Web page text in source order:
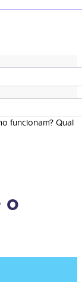
funcionam? Qual
o